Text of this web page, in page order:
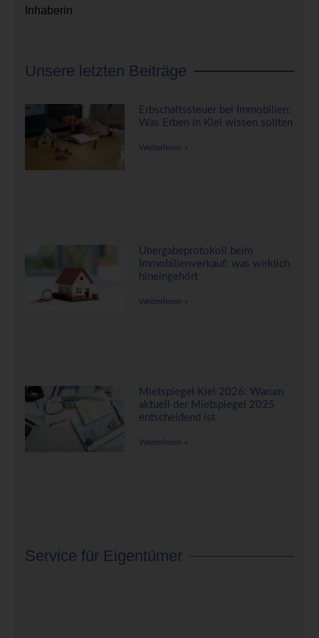
Inhaberin
Unsere letzten Beiträge
Erbschaftssteuer bei Immobilien:
Was Erben in Kiel wissen sollten
Weiterlesen »
Übergabeprotokoll beim
Immobilienverkauf: was wirklich
hineingehört
Weiterlesen »
Mietspiegel Kiel 2026: Warum
aktuell der Mietspiegel 2025
entscheidend ist
Weiterlesen »
Service für Eigentümer